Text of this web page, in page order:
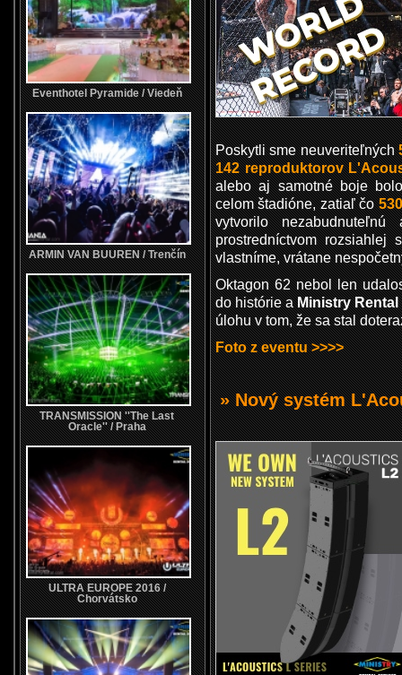
Eventhotel Pyramide / Viedeň
ARMIN VAN BUUREN / Trenčín
TRANSMISSION ''The Last
Oracle'' / Praha
ULTRA EUROPE 2016 /
Chorvátsko
Poskytli sme neuveriteľných
142 reproduktorov
alebo aj samotné boje
celom štadióne, zatiaľ čo
vytvorilo
prostredníctvom rozsiahlej
vlastníme, vrátane
Oktagon 62 nebol len
do histórie aMinistry
úlohu v tom, že sa stal
Foto z eventu >>>>
» Nový systém